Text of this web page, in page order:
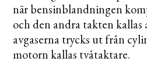
när bensinblandningen
och den andra takten kallas
avgaserna trycks ut från
motorn kallas tvåtaktare.